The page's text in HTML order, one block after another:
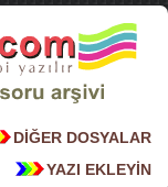
DİĞER DOSYALAR
YAZI EKLEYİN